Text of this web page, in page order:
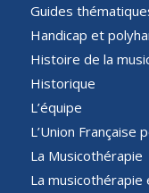
Guides
Handicap et
Histoire de la
Historique
L’équipe
L’Union Française
La Musicothérapie
La